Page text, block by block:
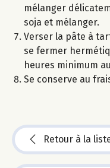
mélanger
soja et mélanger.
Verser la pâte à
se fermer
heures minimum
Se conserve au
Retour à la